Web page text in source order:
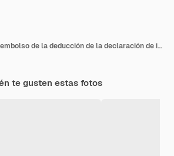
Concepto de reembolso de la deducción de la declaración de impuestos sobre la renta
te gusten estas fotos